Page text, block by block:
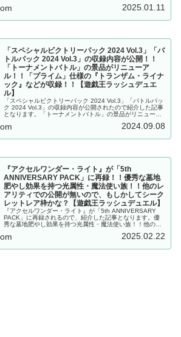
定！！【遊戯王ラッシュデュエル】
2025.01.11
「スペシャルビクトリーパック 2024 Vol.3」「バ
トルパック 2024 Vol.3」の収録内容が公開！！
「トーナメントバトル」の景品がリニューア
ル！！「プライム」仕様の『トランザム・ライナ
ック』などが収録！！【遊戯王ラッシュデュエ
ル】
「スペシャルビクトリーパック 2024 Vol.3」「バトルパッ
ク 2024 Vol.3」の収録内容が公開されたので紹介した記事
となります。「トーナメントバトル」の景品がリニューア
どが再録！ラッシュデュエル
2024.09.08
『アクセルワンダー・ライト』が「5th
ANNIVERSARY PACK」に再録！！優秀な墓地
肥やし効果を持つ光属性・魔法使い族！！他のレ
アリティでの公開が無いので、もしかしてシーク
レットレア枠かな？【遊戯王ラッシュデュエル】
『アクセルワンダー・ライト』が「5th ANNIVERSARY
PACK」に再録されるので、紹介した記事となります。優
秀な墓地肥やし効果を持つ光属性・魔法使い族！！他のレ
ア枠かな？【遊戯王ラッシュデュエル】
2025.02.22